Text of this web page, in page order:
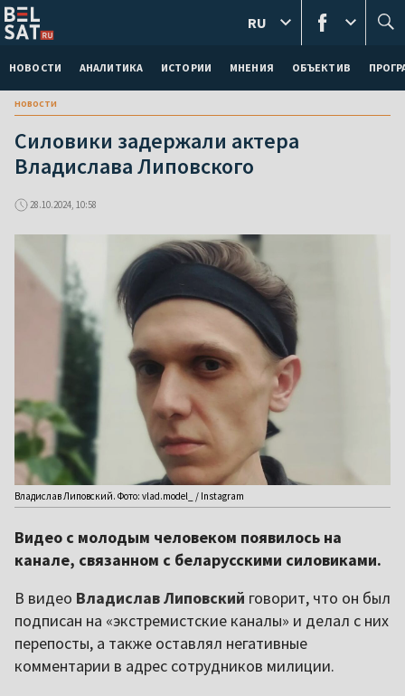
НОВОСТИ АНАЛИТИКА ИСТОРИИ МНЕНИЯ ОБЪЕКТИВ
RU
новости
Силовики задержали актера
Владислава Липовского
28.10.2024, 10:58
Владислав Липовский. Фото: vlad.model_ / Instagram
Видео с молодым человеком появилось на
канале, связанном с беларусскими силовиками.
В видео Владислав Липовский говорит, что он был
подписан на «экстремистские каналы» и делал с них
перепосты, а также оставлял негативные
комментарии в адрес сотрудников милиции.